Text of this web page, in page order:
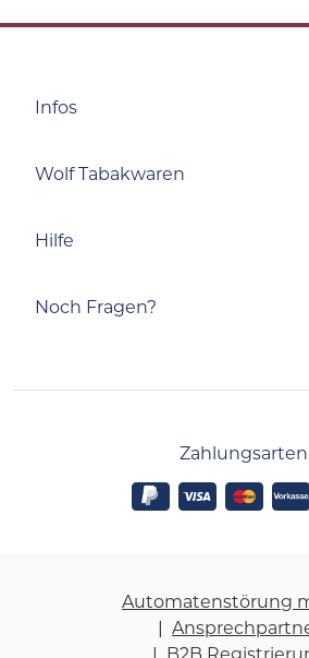
Noch Fragen?
Infos
Wolf Tabakwaren
Hilfe
Zahlungsarten
Automatenstörung
B2B